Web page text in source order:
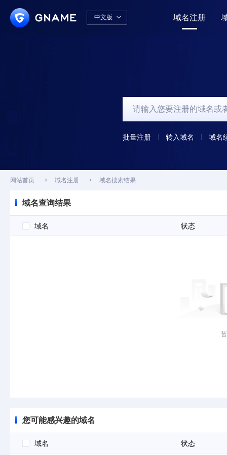
中文版  域名注册
批量注册 转入域名 域名
网站首页  域名注册  域名搜索结果
域名查询结果
域名 状态
您可能感兴趣的域名
域名 状态